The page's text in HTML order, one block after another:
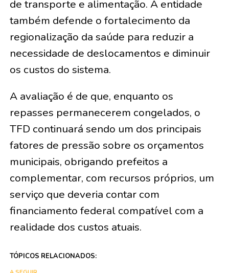
de transporte e alimentação. A entidade
também defende o fortalecimento da
regionalização da saúde para reduzir a
necessidade de deslocamentos e diminuir
os custos do sistema.
A avaliação é de que, enquanto os
repasses permanecerem congelados, o
TFD continuará sendo um dos principais
fatores de pressão sobre os orçamentos
municipais, obrigando prefeitos a
complementar, com recursos próprios, um
serviço que deveria contar com
financiamento federal compatível com a
realidade dos custos atuais.
TÓPICOS RELACIONADOS: